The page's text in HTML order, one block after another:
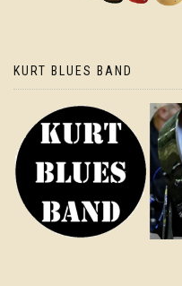
KURT BLUES BAND